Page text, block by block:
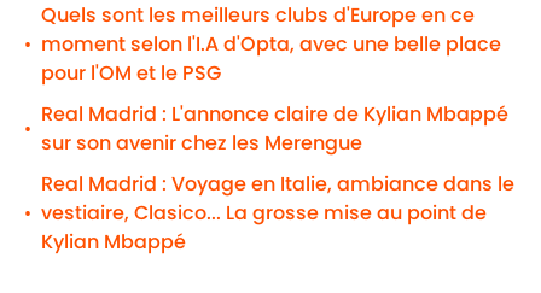
•
Quels sont les meilleurs clubs d'Europe en ce
moment selon l'I.A d'Opta, avec une belle place
pour l'OM et le PSG
•
Real Madrid : L'annonce claire de Kylian Mbappé
sur son avenir chez les Merengue
•
Real Madrid : Voyage en Italie, ambiance dans le
vestiaire, Clasico... La grosse mise au point de
Kylian Mbappé